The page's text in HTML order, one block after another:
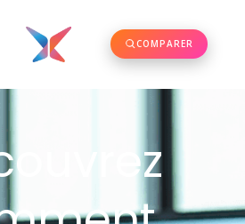
COMPARER